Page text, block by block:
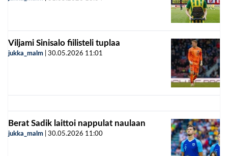
Viljami Sinisalo fiilisteli tuplaa
jukka_malm 30.05.2026 11:01
Berat Sadik laittoi nappulat naulaan
jukka_malm 30.05.2026 11:00